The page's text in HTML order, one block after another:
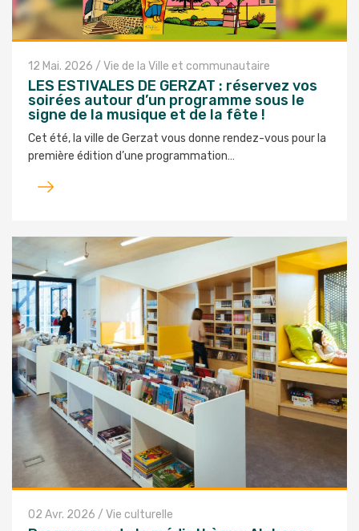
12 Mai. 2026 / Vie de la Ville et communautaire
LES ESTIVALES DE GERZAT : réservez vos
soirées autour d’un programme sous le
signe de la musique et de la fête !
Cet été, la ville de Gerzat vous donne rendez-vous pour la
première édition d’une programmation…
Lire
l'article
02 Avr. 2026 / Vie culturelle